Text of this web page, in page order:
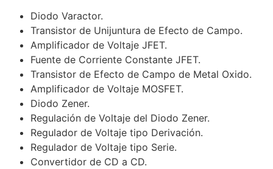
Diodo Varactor.
Transistor de Unijuntura de Efecto de Campo.
Amplificador de Voltaje JFET.
Fuente de Corriente Constante JFET.
Transistor de Efecto de Campo de Metal Oxido.
Amplificador de Voltaje MOSFET.
Diodo Zener.
Regulación de Voltaje del Diodo Zener.
Regulador de Voltaje tipo Derivación.
Regulador de Voltaje tipo Serie.
Convertidor de CD a CD.